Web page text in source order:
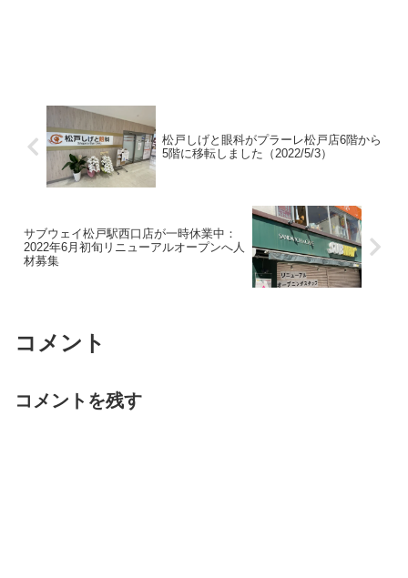
松戸しげと眼科がプラーレ松戸店6階から
5階に移転しました（2022/5/3）
サブウェイ松戸駅西口店が一時休業中：
2022年6月初旬リニューアルオープンへ人
材募集
コメント
コメントを残す